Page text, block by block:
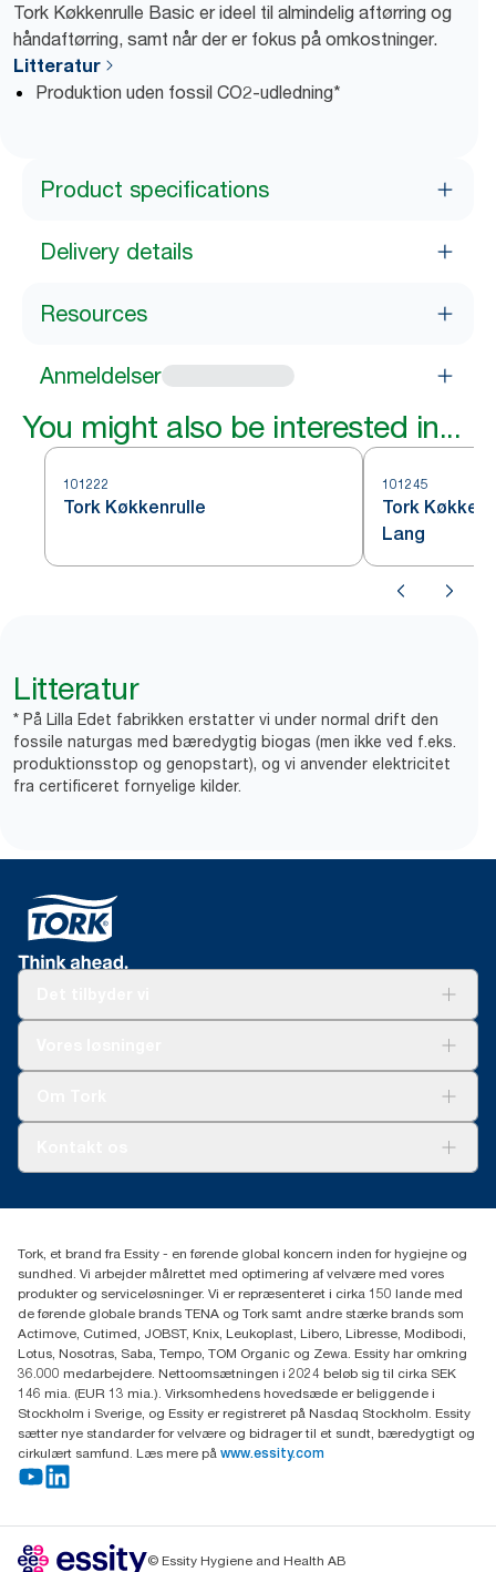
Tork Køkkenrulle Basic er ideel til almindelig aftørring og
håndaftørring, samt når der er fokus på omkostninger.
Litteratur
Produktion uden fossil CO2-udledning*
Product specifications
Delivery details
Resources
Anmeldelser
You might also be interested in...
101222
Tork Køkkenrulle
101245
Tork
Lang
Litteratur
* På Lilla Edet fabrikken erstatter vi under normal drift den
fossile naturgas med bæredygtig biogas (men ikke ved f.eks.
produktionsstop og genopstart), og vi anvender elektricitet
fra certificeret fornyelige kilder.
Smiley-rapport
(+45) 48 16 82 44
Professional Hygiene
Gydevang 33
DK-3450 Allerød
Tork, et brand fra Essity - en førende global koncern inden for hygiejne og
sundhed. Vi arbejder målrettet med optimering af velvære med vores
produkter og serviceløsninger. Vi er repræsenteret i cirka 150 lande med
de førende globale brands TENA og Tork samt andre stærke brands som
Actimove, Cutimed, JOBST, Knix, Leukoplast, Libero, Libresse, Modibodi,
Lotus, Nosotras, Saba, Tempo, TOM Organic og Zewa. Essity har omkring
36.000 medarbejdere. Nettoomsætningen i 2024 beløb sig til cirka SEK
146 mia. (EUR 13 mia.). Virksomhedens hovedsæde er beliggende i
Stockholm i Sverige, og Essity er registreret på Nasdaq Stockholm. Essity
sætter nye standarder for velvære og bidrager til et sundt, bæredygtigt og
cirkulært samfund. Læs mere på www.essity.com
© Essity Hygiene and Health AB